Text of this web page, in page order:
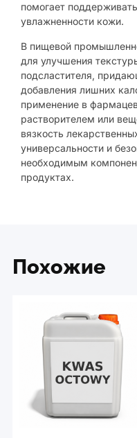
помогает
увлажненности кожи.
В пищевой
для улучшения
подсластителя,
добавления лишних
применение в
растворителем или
вязкость
универсальности и
необходимым
продуктах.
Похожие